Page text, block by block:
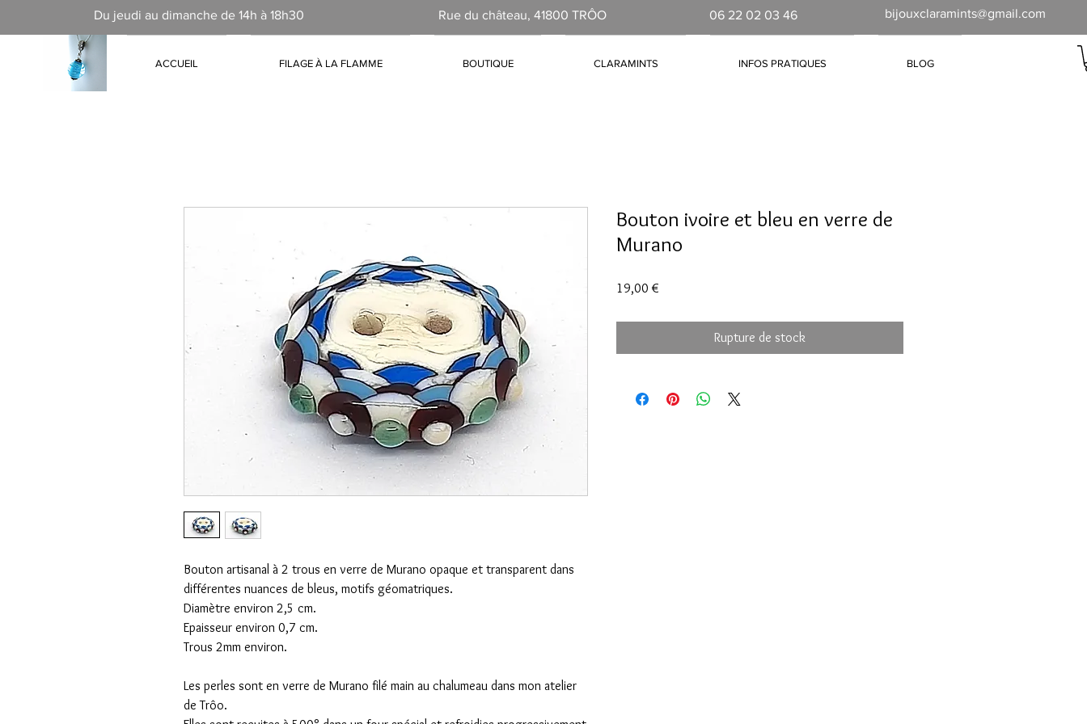
Du jeudi au dimanche de 14h à 18h30 Rue du château, 41800 TRÔO 06 22 02 03 46 bijouxclaramints@gmail.com
ACCUEIL FILAGE À LA FLAMME BOUTIQUE CLARAMINTS INFOS PRATIQUES BLOG
Bouton artisanal à 2 trous en verre de Murano opaque et transparent dans
différentes nuances de bleus, motifs géomatriques.
Diamètre environ 2,5 cm.
Epaisseur environ 0,7 cm.
Trous 2mm environ.
Les perles sont en verre de Murano filé main au chalumeau dans mon atelier
de Trôo.
Bouton ivoire et bleu en verre de
Murano
19,00 €
Rupture de stock